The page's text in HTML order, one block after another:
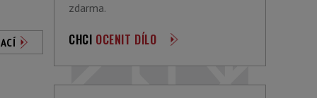
zdarma.
CHCI OCENIT DÍLO